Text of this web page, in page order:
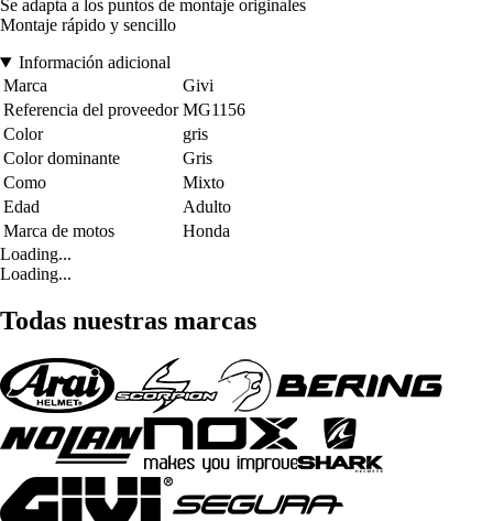
Se adapta a los puntos de montaje originales
Montaje rápido y sencillo
Información adicional
Marca
Givi
Referencia del proveedor MG1156
Color
gris
Color dominante
Gris
Como
Mixto
Edad
Adulto
Marca de motos
Honda
Loading...
Loading...
Todas nuestras marcas